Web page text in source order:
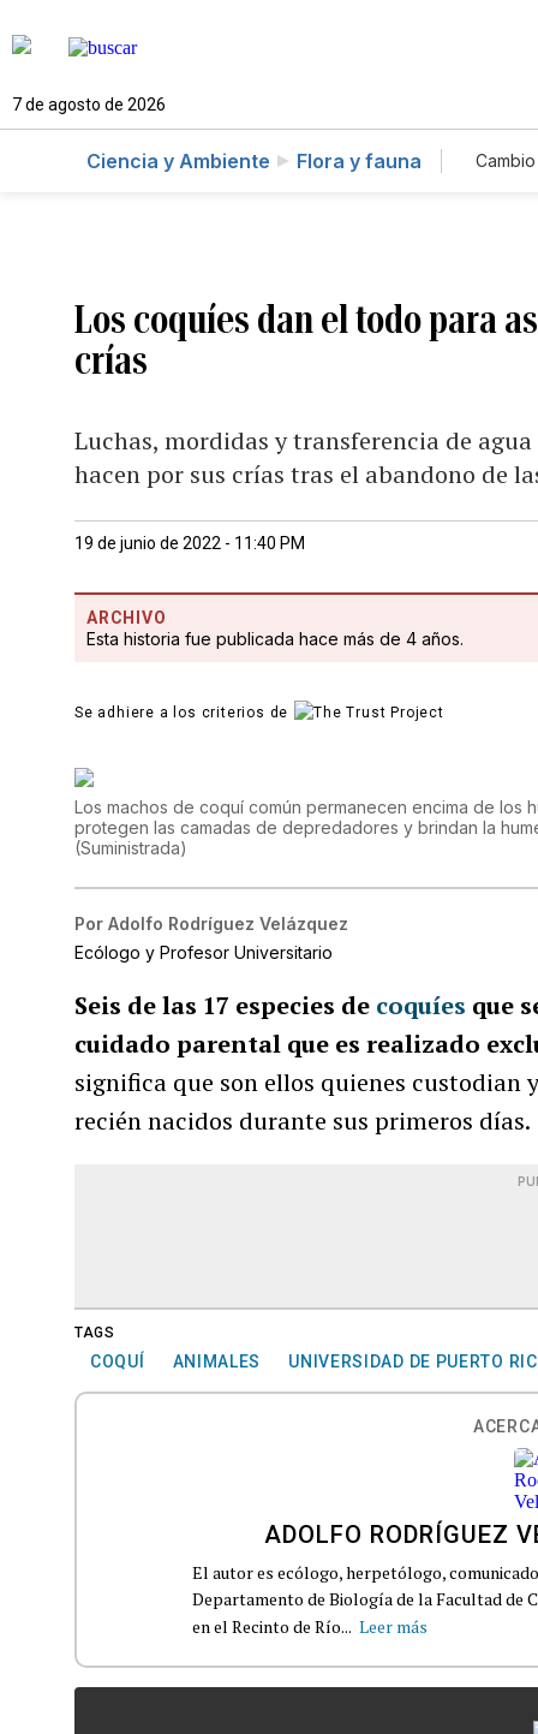
7 de agosto de 2026
Ciencia y Ambiente Flora y fauna
Los coquíes dan el todo para
crías
Luchas, mordidas y transferencia de
hacen por sus crías tras el abandono de
19 de junio de 2022 - 11:40 PM
ARCHIVO
Esta historia fue publicada hace más de 4 años.
Se adhiere a los criterios de
Los machos de coquí común permanecen encima de los
protegen las camadas de depredadores y brindan la
(Suministrada)
Por Adolfo Rodríguez Velázquez
Ecólogo y Profesor Universitario
Seis de las 17 especies de coquíes que
cuidado parental que es realizado
significa que son ellos quienes custodian
recién nacidos durante sus primeros días.
TAGS
COQUÍ ANIMALES UNIVERSIDAD DE PUERTO
ADOLFO RODRÍGUEZ
El autor es ecólogo, herpetólogo,
Departamento de Biología de la Facultad de
en el Recinto de Río... Leer más